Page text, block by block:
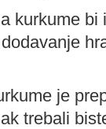
kurkume bi
je
trebali